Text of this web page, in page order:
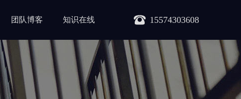
15574303608
团队博客 知识在线